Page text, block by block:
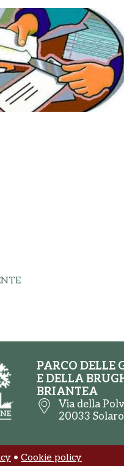
PARCO DELLE
E DELLA
BRIANTEA
Via della
20033
• Cookie policy